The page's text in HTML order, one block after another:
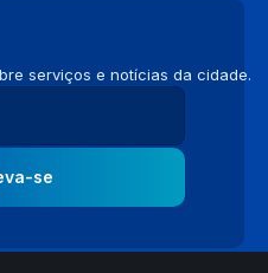
serviços e notícias da cidade.
se